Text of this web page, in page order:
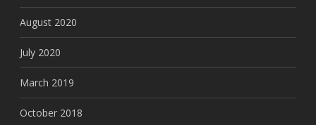
August 2020
July 2020
March 2019
October 2018